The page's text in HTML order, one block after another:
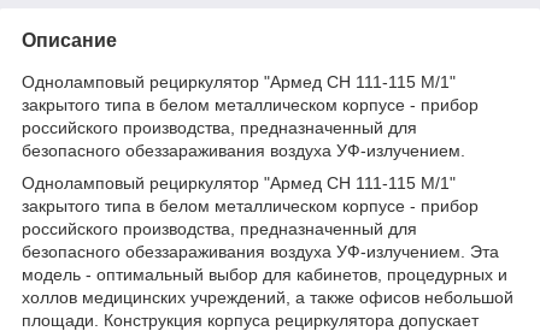
Описание
Одноламповый рециркулятор "Армед СН 111-115 М/1"
закрытого типа в белом металлическом корпусе - прибор
российского производства, предназначенный для
безопасного обеззараживания воздуха УФ-излучением.
Одноламповый рециркулятор "Армед СН 111-115 М/1"
закрытого типа в белом металлическом корпусе - прибор
российского производства, предназначенный для
безопасного обеззараживания воздуха УФ-излучением. Эта
модель - оптимальный выбор для кабинетов, процедурных и
холлов медицинских учреждений, а также офисов небольшой
площади. Конструкция корпуса рециркулятора допускает